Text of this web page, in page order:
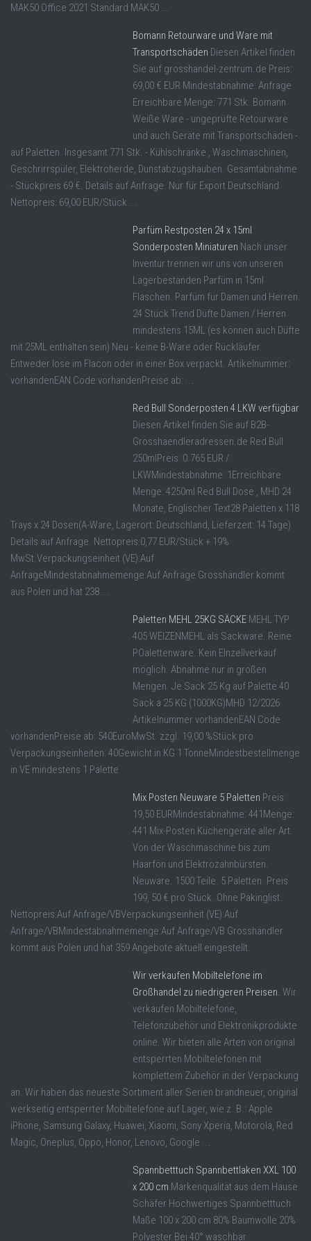
MAK50 Office 2021 Standard MAK50 ...
Bomann Retourware und Ware mit
Transportschäden Diesen Artikel finden
Sie auf grosshandel-zentrum.de Preis:
69,00 € EUR Mindestabnahme: Anfrage
Erreichbare Menge: 771 Stk. Bomann
Weiße Ware - ungeprüfte Retourware
und auch Geräte mit Transportschäden -
auf Paletten. Insgesamt 771 Stk. - Kühlschränke , Waschmaschinen,
Geschrirrspüler, Elektroherde, Dunstabzugshauben. Gesamtabnahme
- Stückpreis 69 €. Details auf Anfrage. Nur für Export Deutschland
Nettopreis: 69,00 EUR/Stück ...
Parfüm Restposten 24 x 15ml
Sonderposten Miniaturen Nach unser
Inventur trennen wir uns von unseren
Lagerbeständen Parfüm in 15ml
Flaschen. Parfüm für Damen und Herren.
24 Stück Trend Düfte Damen / Herren
mindestens 15ML (es können auch Düfte
mit 25ML enthalten sein) Neu - keine B-Ware oder Rückläufer.
Entweder lose im Flacon oder in einer Box verpackt. Artikelnummer:
vorhandenEAN Code vorhandenPreise ab: ...
Red Bull Sonderposten 4 LKW verfügbar
Diesen Artikel finden Sie auf B2B-
Grosshaendleradressen.de Red Bull
250mlPreis: 0.765 EUR /
LKWMindestabnahme: 1Erreichbare
Menge: 4250ml Red Bull Dose , MHD 24
Monate, Englischer Text28 Paletten x 118
Trays x 24 Dosen(A-Ware, Lagerort: Deutschland, Lieferzeit: 14 Tage)
Details auf Anfrage. Nettopreis:0,77 EUR/Stück + 19%
MwSt.Verpackungseinheit (VE):Auf
AnfrageMindestabnahmemenge:Auf Anfrage Grosshändler kommt
aus Polen und hat 238 ...
Paletten MEHL 25KG SÄCKE MEHL TYP
405 WEIZENMEHL als Sackware. Reine
POalettenware. Kein EInzellverkauf
möglich. Abnahme nur in großen
Mengen. Je Sack 25 Kg auf Palette 40
Sack a 25 KG (1000KG)MHD 12/2026
Artikelnummer vorhandenEAN Code
vorhandenPreise ab: 540EuroMwSt. zzgl. 19,00 %Stück pro
Verpackungseinheiten: 40Gewicht in KG 1 TonneMindestbestellmenge
in VE mindestens 1 Palette
Mix Posten Neuware 5 Paletten Preis:
19,50 EURMindestabnahme: 441Menge:
441 Mix-Posten Küchengeräte aller Art.
Von der Waschmaschine bis zum
Haarfön und Elektrozahnbürsten.
Neuware. 1500 Teile. 5 Paletten. Preis
199, 50 € pro Stück. Ohne Pakinglist.
Nettopreis:Auf Anfrage/VBVerpackungseinheit (VE):Auf
Anfrage/VBMindestabnahmemenge:Auf Anfrage/VB Grosshändler
kommt aus Polen und hat 359 Angebote aktuell eingestellt.
Wir verkaufen Mobiltelefone im
Großhandel zu niedrigeren Preisen. Wir
verkaufen Mobiltelefone,
Telefonzubehör und Elektronikprodukte
online. Wir bieten alle Arten von original
entsperrten Mobiltelefonen mit
komplettem Zubehör in der Verpackung
an. Wir haben das neueste Sortiment aller Serien brandneuer, original
werkseitig entsperrter Mobiltelefone auf Lager, wie z. B.: Apple
iPhone, Samsung Galaxy, Huawei, Xiaomi, Sony Xperia, Motorola, Red
Magic, Oneplus, Oppo, Honor, Lenovo, Google ...
Spannbetttuch Spannbettlaken XXL 100
x 200 cm Markenqualität aus dem Hause
Schäfer Hochwertiges Spannbetttuch
Maße 100 x 200 cm 80% Baumwolle 20%
Polyester Bei 40° waschbar